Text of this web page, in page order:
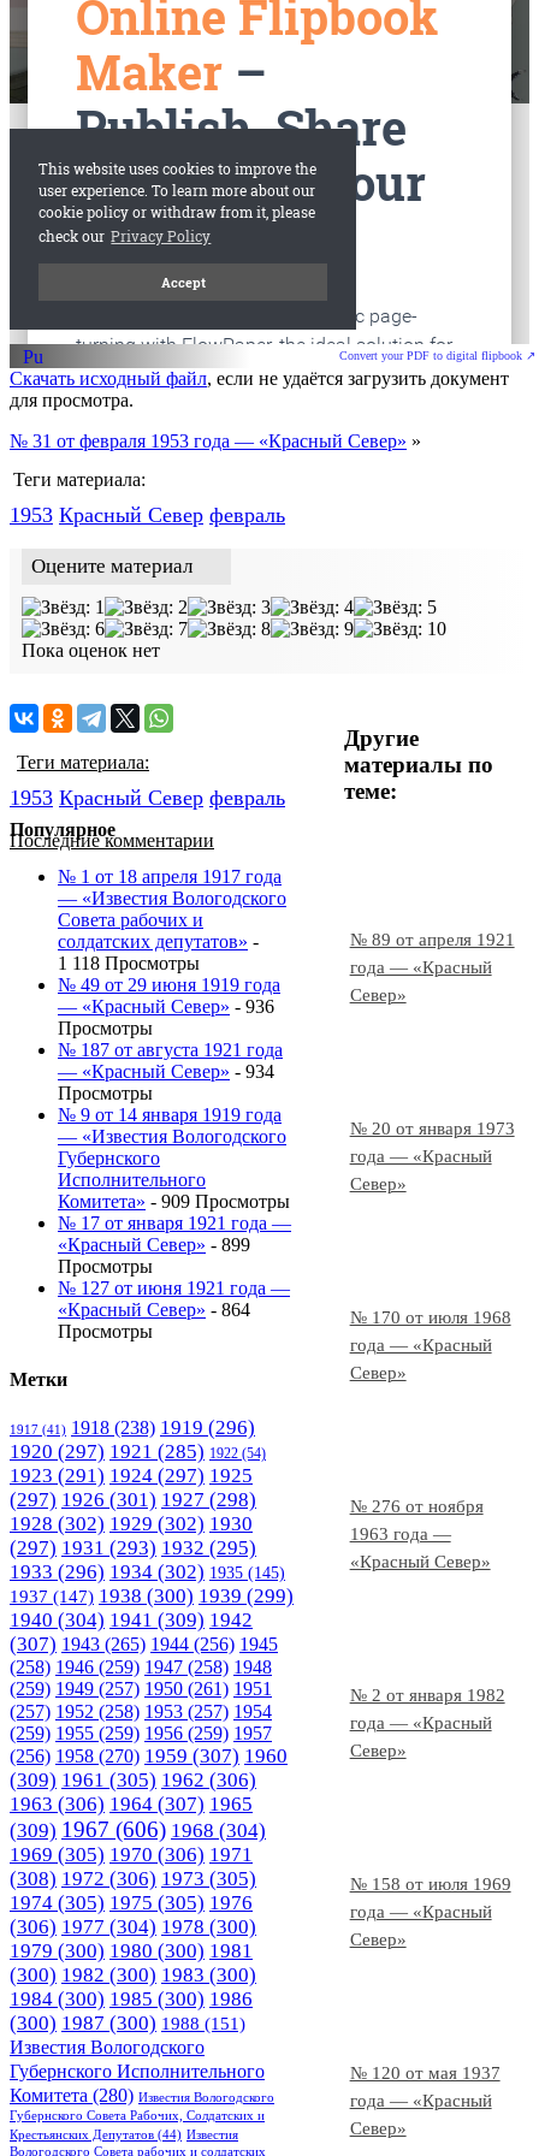
старые газеты
Convert your PDF to digital flipbook ↗
Скачать исходный файл, если не удаётся загрузить документ
для просмотра.
№ 31 от февраля 1953 года — «Красный Север» »
Теги материала:
1953 Красный Cевер февраль
Оцените материал
Пока оценок нет
Другие
материалы по
теме:
№ 89 от апреля 1921
года — «Красный
Север»
№ 20 от января 1973
года — «Красный
Север»
№ 170 от июля 1968
года — «Красный
Север»
№ 276 от ноября
1963 года —
«Красный Север»
№ 2 от января 1982
года — «Красный
Север»
№ 158 от июля 1969
года — «Красный
Север»
№ 120 от мая 1937
года — «Красный
Север»
Теги материала:
1953 Красный Cевер февраль
Последние комментарии
Популярное
№ 1 от 18 апреля 1917 года
— «Известия Вологодского
Совета рабочих и
солдатских депутатов» -
1 118 Просмотры
№ 49 от 29 июня 1919 года
— «Красный Север» - 936
Просмотры
№ 187 от августа 1921 года
— «Красный Север» - 934
Просмотры
№ 9 от 14 января 1919 года
— «Известия Вологодского
Губернского
Исполнительного
Комитета» - 909 Просмотры
№ 17 от января 1921 года —
«Красный Север» - 899
Просмотры
№ 127 от июня 1921 года —
«Красный Север» - 864
Просмотры
Метки
1917 (41) 1918 (238) 1919 (296)
1920 (297) 1921 (285) 1922 (54)
1923 (291) 1924 (297) 1925
(297) 1926 (301) 1927 (298)
1928 (302) 1929 (302) 1930
(297) 1931 (293) 1932 (295)
1933 (296) 1934 (302) 1935 (145)
1937 (147) 1938 (300) 1939 (299)
1940 (304) 1941 (309) 1942
(307) 1943 (265) 1944 (256) 1945
(258) 1946 (259) 1947 (258) 1948
(259) 1949 (257) 1950 (261) 1951
(257) 1952 (258) 1953 (257) 1954
(259) 1955 (259) 1956 (259) 1957
(256) 1958 (270) 1959 (307) 1960
(309) 1961 (305) 1962 (306)
1963 (306) 1964 (307) 1965
(309) 1967 (606) 1968 (304)
1969 (305) 1970 (306) 1971
(308) 1972 (306) 1973 (305)
1974 (305) 1975 (305) 1976
(306) 1977 (304) 1978 (300)
1979 (300) 1980 (300) 1981
(300) 1982 (300) 1983 (300)
1984 (300) 1985 (300) 1986
(300) 1987 (300) 1988 (151)
Известия Вологодского
Губернского Исполнительного
Комитета (280) Известия Вологодского
Губернского Совета Рабочих, Солдатских и
Крестьянских Депутатов (44) Известия
Вологодского Совета рабочих и солдатских